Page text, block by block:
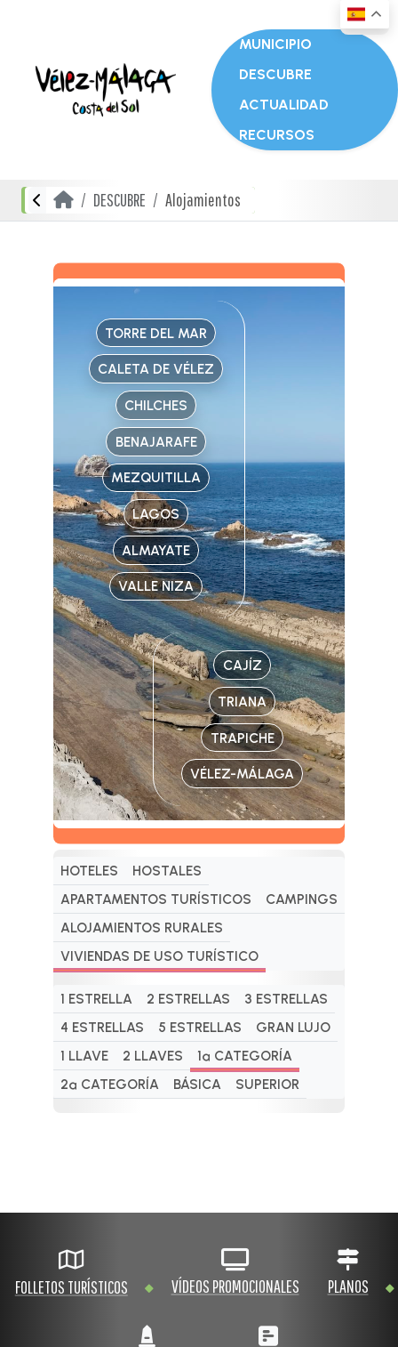
MUNICIPIO
DESCUBRE
ACTUALIDAD
RECURSOS
DESCUBRE Alojamientos
TORRE DEL MAR
CALETA DE VÉLEZ
CHILCHES
BENAJARAFE
MEZQUITILLA
LAGOS
ALMAYATE
VALLE NIZA
CAJÍZ
TRIANA
TRAPICHE
VÉLEZ-MÁLAGA
HOTELES
HOSTALES
APARTAMENTOS TURÍSTICOS
CAMPINGS
ALOJAMIENTOS RURALES
VIVIENDAS DE USO TURÍSTICO
1 ESTRELLA 2 ESTRELLAS
3 ESTRELLAS
4 ESTRELLAS
5 ESTRELLAS
GRAN LUJO
1 LLAVE
2 LLAVES
1ª CATEGORÍA
2ª CATEGORÍA
BÁSICA SUPERIOR
FOLLETOS TURÍSTICOS VÍDEOS PROMOCIONALES PLANOS